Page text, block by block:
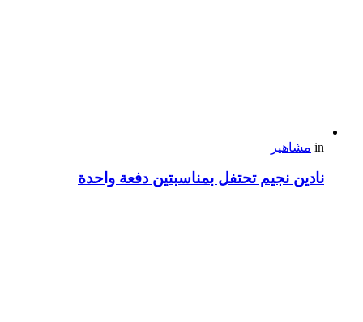
in مشاهير
نادين نجيم تحتفل بمناسبتين دفعة واحدة